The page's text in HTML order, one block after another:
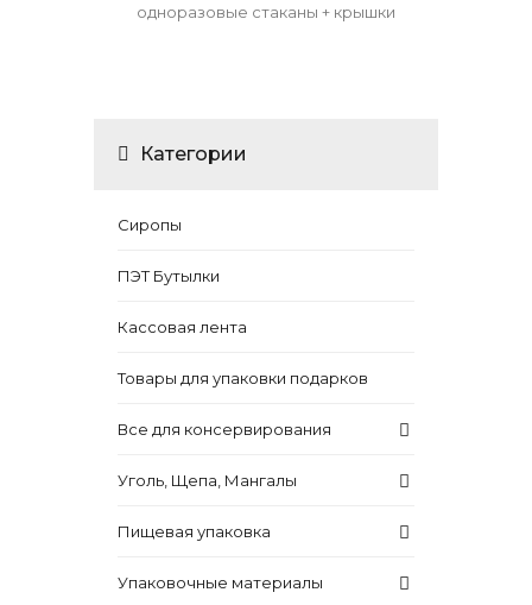
одноразовые стаканы + крышки
Категории
Сиропы
ПЭТ Бутылки
Кассовая лента
Товары для упаковки подарков
Все для консервирования
Уголь, Щепа, Мангалы
Пищевая упаковка
Упаковочные материалы